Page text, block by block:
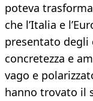
poteva
che l’Italia e
presentato degli
concretezza e
vago e
hanno trovato il